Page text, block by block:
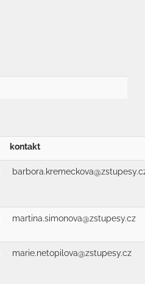
kontakt
martina.simonova@zstupesy.cz
marie.netopilova@zstupesy.cz